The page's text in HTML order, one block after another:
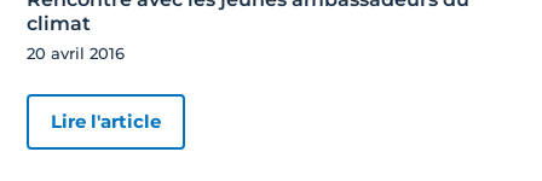
climat
20 avril 2016
Lire l'article